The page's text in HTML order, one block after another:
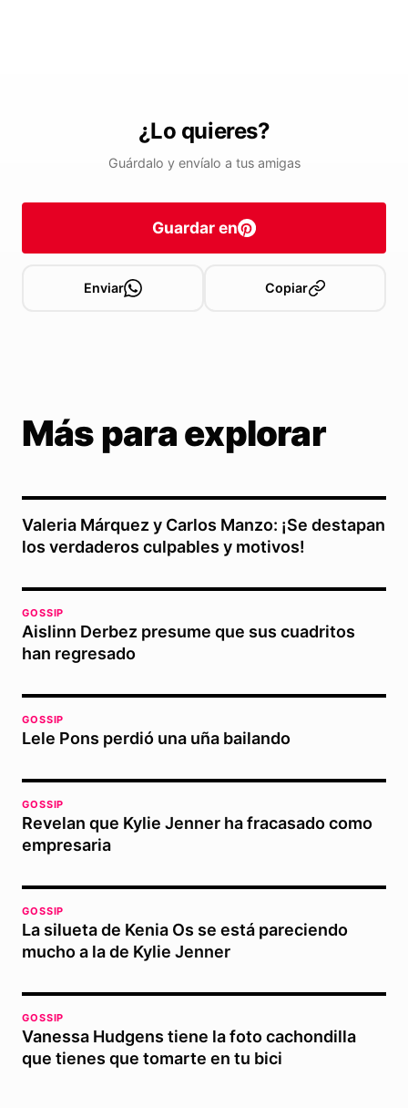
¿Lo quieres?
Guárdalo y envíalo a tus amigas
Guardar en
Enviar Copiar
Más para explorar
Valeria Márquez y Carlos Manzo: ¡Se destapan
los verdaderos culpables y motivos!
GOSSIP
Aislinn Derbez presume que sus cuadritos
han regresado
GOSSIP
Lele Pons perdió una uña bailando
GOSSIP
Revelan que Kylie Jenner ha fracasado como
empresaria
GOSSIP
La silueta de Kenia Os se está pareciendo
mucho a la de Kylie Jenner
GOSSIP
Vanessa Hudgens tiene la foto cachondilla
que tienes que tomarte en tu bici